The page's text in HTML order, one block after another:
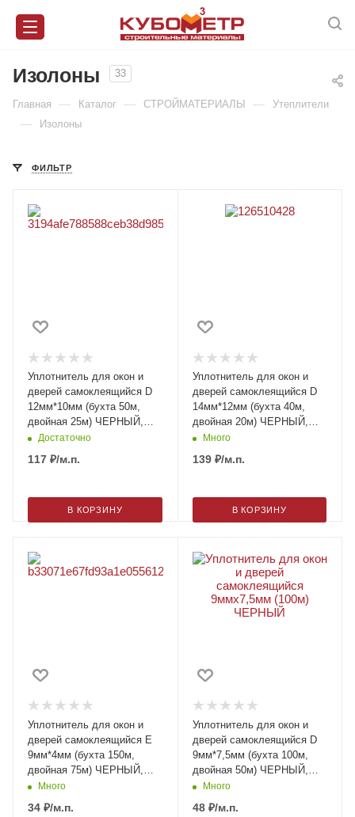
Изолоны 33
Главная — Каталог — СТРОЙМАТЕРИАЛЫ — Утеплители
— Изолоны
ФИЛЬТР
Уплотнитель для окон и
дверей самоклеящийся D
12мм*10мм (бухта 50м,
двойная 25м) ЧЕРНЫЙ,
м.п.Достаточно
117 ₽/м.п.
В КОРЗИНУ
Уплотнитель для окон и
дверей самоклеящийся D
14мм*12мм (бухта 40м,
двойная 20м) ЧЕРНЫЙ,
м.п.Много
139₽/м.п.
В КОРЗИНУ
Уплотнитель для окон и
дверей самоклеящийся E
9мм*4мм (бухта 150м,
двойная 75м) ЧЕРНЫЙ,
м.п.Много
34 ₽/м.п.
Уплотнитель для окон и
дверей самоклеящийся D
9мм*7,5мм (бухта 100м,
двойная 50м) ЧЕРНЫЙ,
м.п.Много
48₽/м.п.